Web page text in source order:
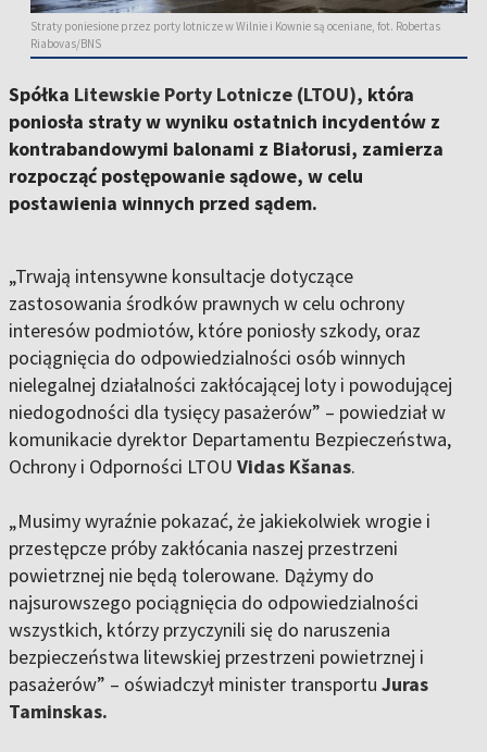
Straty poniesione przez porty lotnicze w Wilnie i Kownie są oceniane, fot. Robertas
Riabovas/BNS
Spółka Litewskie Porty Lotnicze (LTOU), która
poniosła straty w wyniku ostatnich incydentów z
kontrabandowymi balonami z Białorusi, zamierza
rozpocząć postępowanie sądowe, w celu
postawienia winnych przed sądem.
„Trwają intensywne konsultacje dotyczące
zastosowania środków prawnych w celu ochrony
interesów podmiotów, które poniosły szkody, oraz
pociągnięcia do odpowiedzialności osób winnych
nielegalnej działalności zakłócającej loty i powodującej
niedogodności dla tysięcy pasażerów” – powiedział w
komunikacie dyrektor Departamentu Bezpieczeństwa,
Ochrony i Odporności LTOU Vidas Kšanas.
„Musimy wyraźnie pokazać, że jakiekolwiek wrogie i
przestępcze próby zakłócania naszej przestrzeni
powietrznej nie będą tolerowane. Dążymy do
najsurowszego pociągnięcia do odpowiedzialności
wszystkich, którzy przyczynili się do naruszenia
bezpieczeństwa litewskiej przestrzeni powietrznej i
pasażerów” – oświadczył minister transportu Juras
Taminskas.